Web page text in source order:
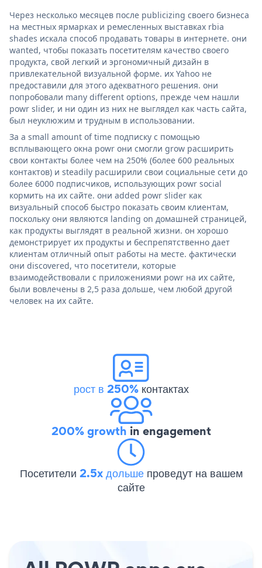
Через несколько месяцев после publicizing своего бизнеса
на местных ярмарках и ремесленных выставках rbia
shades искала способ продавать товары в интернете. они
wanted, чтобы показать посетителям качество своего
продукта, свой легкий и эргономичный дизайн в
привлекательной визуальной форме. их Yahoo не
предоставили для этого адекватного решения. они
попробовали many different options, прежде чем нашли
powr slider, и ни один из них не выглядел как часть сайта,
был неуклюжим и трудным в использовании.
За a small amount of time подписку с помощью
всплывающего окна powr они смогли grow расширить
свои контакты более чем на 250% (более 600 реальных
контактов) и steadily расширили свои социальные сети до
более 6000 подписчиков, использующих powr social
кормить на их сайте. они added powr slider как
визуальный способ быстро показать своим клиентам,
поскольку они являются landing on домашней страницей,
как продукты выглядят в реальной жизни. он хорошо
демонстрирует их продукты и беспрепятственно дает
клиентам отличный опыт работы на месте. фактически
они discovered, что посетители, которые
взаимодействовали с приложениями powr на их сайте,
были вовлечены в 2,5 раза дольше, чем любой другой
человек на их сайте.
рост в 250%контактах
200% growth in engagement
Посетители 2.5x дольше проведут на вашем
сайте